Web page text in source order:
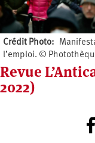
Crédit Photo
l’emploi. ©
Revue
2022)